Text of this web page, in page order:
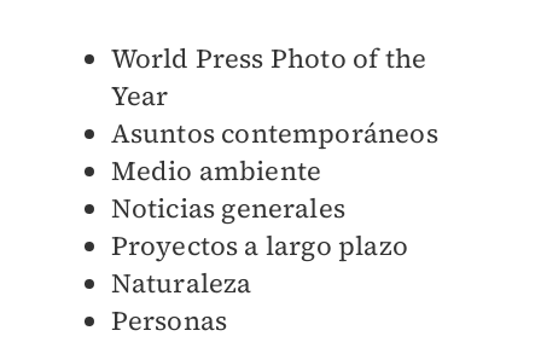
World Press Photo of the
Year
Asuntos contemporáneos
Medio ambiente
Noticias generales
Proyectos a largo plazo
Naturaleza
Personas